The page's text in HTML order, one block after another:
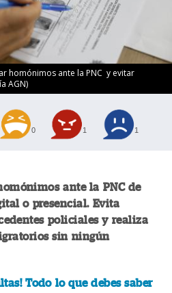
homónimos ante la PNC y evitar
AGN)
0 1 1
ante la PNC de
o presencial. Evita
policiales y realiza
sin ningún
Todo lo que debes saber